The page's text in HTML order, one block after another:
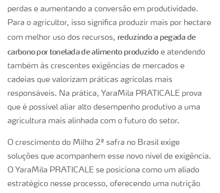
perdas e aumentando a conversão em produtividade.
Para o agricultor, isso significa produzir mais por hectare
com melhor uso dos recursos, reduzindo a pegada de
carbono por tonelada de alimento produzidoe atendendo
também às crescentes exigências de mercados e
cadeias que valorizam práticas agrícolas mais
responsáveis. Na prática, YaraMila PRATICALE prova
que é possível aliar alto desempenho produtivo a uma
agricultura mais alinhada com o futuro do setor.
O crescimento do Milho 2ª safra no Brasil exige
soluções que acompanhem esse novo nível de exigência.
O YaraMila PRATICALE se posiciona como um aliado
estratégico nesse processo, oferecendo uma nutrição